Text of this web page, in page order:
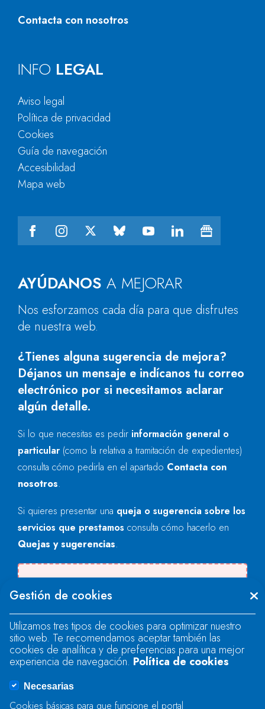
Contacta con nosotros
AYÚDANOS A MEJORAR
Nos esforzamos cada día para que disfrutes
de nuestra web.
¿Tienes alguna sugerencia de mejora?
Déjanos un mensaje e indícanos tu correo
electrónico por si necesitamos aclarar
algún detalle.
Si lo que necesitas es pedir información general o
particular (como la relativa a tramitación de expedientes)
consulta cómo pedirla en el apartado Contacta con
nosotros.
Si quieres presentar una queja o sugerencia sobre los
servicios que prestamos consulta cómo hacerlo en
Quejas y sugerencias.
"text".
Se produjo un error al cargar el campo
"text".
Se produjo un error al cargar el campo
INFO LEGAL
Aviso legal
Política de privacidad
Cookies
Guía de navegación
Accesibilidad
Mapa web
Gestión de cookies
Utilizamos tres tipos de cookies para optimizar nuestro
sitio web. Te recomendamos aceptar también las
cookies de analítica y de preferencias para una mejor
experiencia de navegación. Política de cookies
Necesarias
Cookies básicas para que funcione el portal